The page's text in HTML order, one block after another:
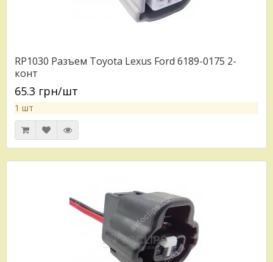
RP1030 Разъем Toyota Lexus Ford 6189-0175 2-
конт
65.3 грн/шт
1 шт